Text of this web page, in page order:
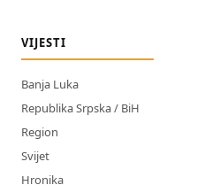
VIJESTI
Banja Luka
Republika Srpska / BiH
Region
Svijet
Hronika